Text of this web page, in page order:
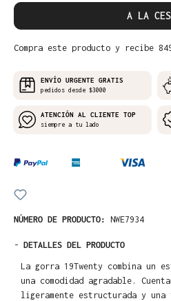
A LA
Compra este producto y recibe 849
ENVÍO URGENTE GRATIS
pedidos desde $3000
ATENCIÓN AL CLIENTE TOP
siempre a tu lado
NÚMERO DE PRODUCTO: NWE7934
- DETALLES DEL PRODUCTO
La gorra 19Twenty combina un
una comodidad agradable.
ligeramente estructurada y